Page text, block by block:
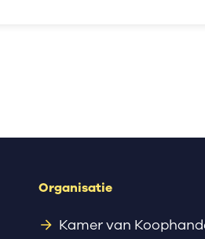
Organisatie
Kamer van